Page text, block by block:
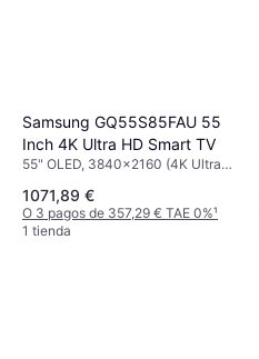
Samsung GQ55S85FAU 55
Inch 4K Ultra HD Smart TV
55" OLED, 3840x2160 (4K Ultra
1071,89 €
O 3 pagos de 357,29 € TAE 0%¹
1 tienda